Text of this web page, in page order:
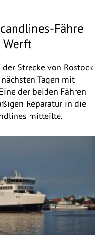
Fähre
Werft
Strecke von Rostock
Tagen mit
der beiden Fähren
Reparatur in die
mitteilte.